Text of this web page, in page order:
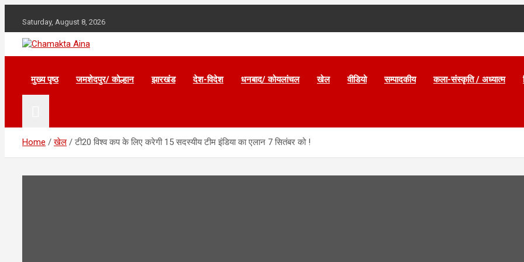
content
Saturday, August 8, 2026
Chamakta Aina
Hindi News Paper – Jharkhand
मुख्य पृष्ठ जमशेदपुर/ कोल्हान झारखंड देश-विदेश धनबाद/ कोयलांचल खेल वीडियो सम्पादकीय कला-संस्कृति / अध्यात्म
Home खेल टी20 विश्व कप के लिए करेगी 15 सदस्यीय टीम इंडिया का एलान 7 सितंबर को !